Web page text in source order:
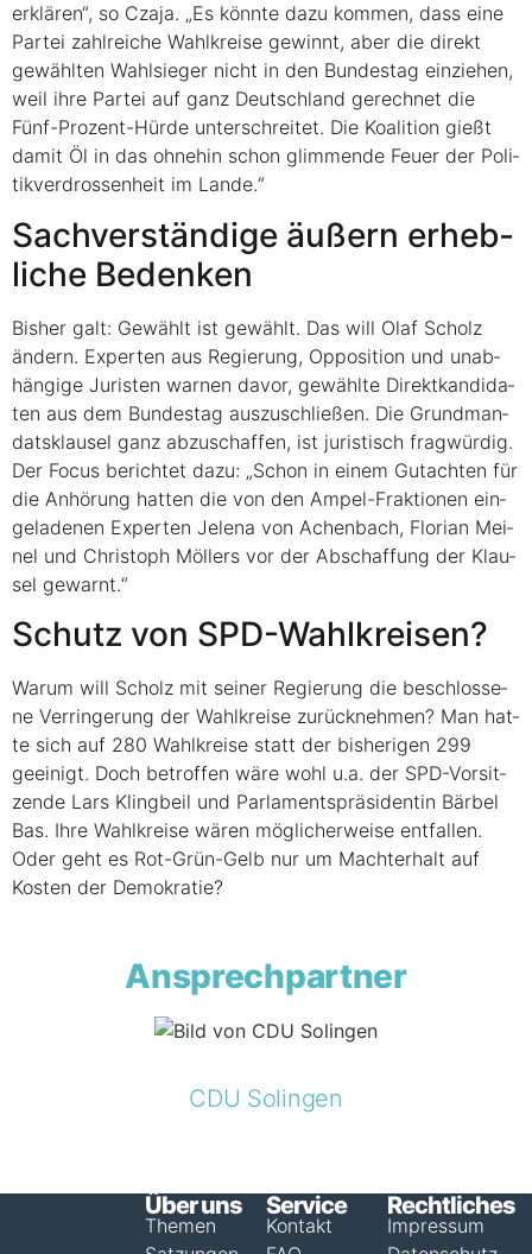
erklä­ren“, so Cza­ja. „Es könn­te dazu kom­men, dass eine
Par­tei zahl­rei­che Wahl­krei­se gewinnt, aber die direkt
gewähl­ten Wahl­sie­ger nicht in den Bun­des­tag ein­zie­hen,
weil ihre Par­tei auf ganz Deutsch­land gerech­net die
Fünf-Pro­zent-Hür­de unter­schrei­tet. Die Koali­ti­on gießt
damit Öl in das ohne­hin schon glim­men­de Feu­er der Poli­
tik­ver­dros­sen­heit im Lande.“
Sach­ver­stän­di­ge äußern erheb­
li­che Bedenken
Bis­her galt: Gewählt ist gewählt. Das will Olaf Scholz
ändern. Exper­ten aus Regie­rung, Oppo­si­ti­on und unab­
hän­gi­ge Juris­ten war­nen davor, gewähl­te Direkt­kan­di­da­
ten aus dem Bun­des­tag aus­zu­schlie­ßen. Die Grund­man­
dats­klau­sel ganz abzu­schaf­fen, ist juris­tisch frag­wür­dig.
Der Focus berich­tet dazu: „Schon in einem Gut­ach­ten für
die Anhö­rung hat­ten die von den Ampel-Frak­tio­nen ein­
ge­la­de­nen Exper­ten Jele­na von Achen­bach, Flo­ri­an Mei­
nel und Chris­toph Möl­lers vor der Abschaf­fung der Klau­
sel gewarnt.“
Schutz von SPD-Wahlkreisen?
War­um will Scholz mit sei­ner Regie­rung die beschlos­se­
ne Ver­rin­ge­rung der Wahl­krei­se zurück­neh­men? Man hat­
te sich auf 280 Wahl­krei­se statt der bis­he­ri­gen 299
geei­nigt. Doch betrof­fen wäre wohl u.a. der SPD-Vor­sit­
zen­de Lars Kling­beil und Par­la­ments­prä­si­den­tin Bär­bel
Bas. Ihre Wahl­krei­se wären mög­li­cher­wei­se ent­fal­len.
Oder geht es Rot-Grün-Gelb nur um Macht­er­halt auf
Kos­ten der Demokratie?
Ansprechpartner
CDU Solingen
Über uns
Themen
Service
Kontakt
Rechtliches
Impressum